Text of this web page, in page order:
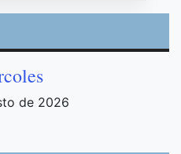
de 2026